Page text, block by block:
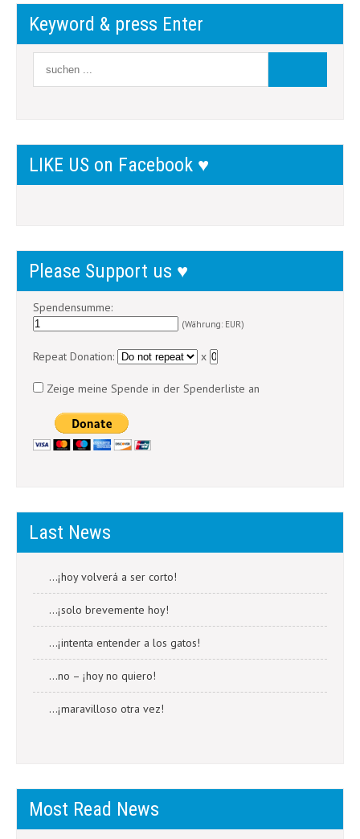
Keyword & press Enter
LIKE US on Facebook ♥
Please Support us ♥
Spendensumme:
(Währung: EUR)
Repeat Donation: x
Zeige meine Spende in der Spenderliste an
Last News
…¡hoy volverá a ser corto!
…¡solo brevemente hoy!
…¡intenta entender a los gatos!
…no – ¡hoy no quiero!
…¡maravilloso otra vez!
Most Read News